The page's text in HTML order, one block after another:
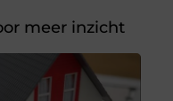
meer inzicht